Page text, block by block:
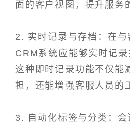
面的客户视图，提升服务
2. 实时记录与存档：在与
CRM系统应能够实时记录
这种即时记录功能不仅能
担，还能增强客服人员的
3. 自动化标签与分类：会